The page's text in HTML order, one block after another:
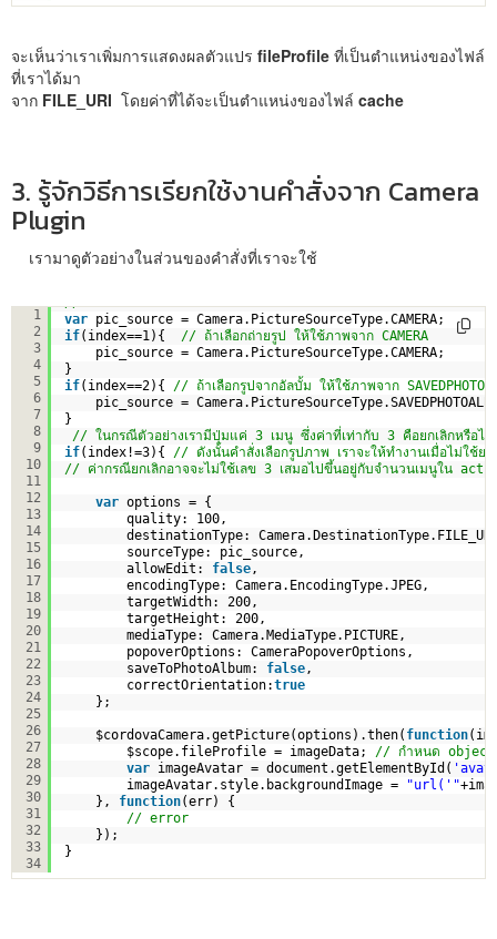
จะเห็นว่าเราเพิ่มการแสดงผลตัวแปร fileProfile ที่เป็นตำแหน่งของไฟล์
ที่เราได้มา
จาก FILE_URI โดยค่าที่ได้จะเป็นตำแหน่งของไฟล์ cache
3. รู้จักวิธีการเรียกใช้งานคำสั่งจาก Camera
Plugin
เรามาดูตัวอย่างในส่วนของคำสั่งที่เราจะใช้
1
2
3
4
5
6
7
8
9
10
11
12
13
14
15
16
17
18
19
20
21
22
23
24
25
26
27
28
29
30
31
32
33
34
var pic_source = Camera.PictureSourceType.CAMERA;
if(index==1){ // ถ้าเลือกถ่ายรูป ให้ใช้ภาพจาก CAMERA
pic_source = Camera.PictureSourceType.CAMERA;
}
if(index==2){ // ถ้าเลือกรูปจากอัลบั้ม ให้ใช้ภาพจาก
pic_source =
}
// ในกรณีตัวอย่างเรามีปุ่มแค่ 3 เมนู ซึ่งค่าที่เท่ากับ 3 คือยกเลิกหรือไม่
if(index!=3){ // ดังนั้นคำสั่งเลือกรูปภาพ เราจะให้ทำงานเมื่อไม่ใช้ย
// ค่ากรณียกเลิกอาจจะไม่ใช้เลข 3 เสมอไปขึ้นอยู่กับจำนวนเมนูใน
var options = {
quality: 100,
destinationType:
sourceType: pic_source,
allowEdit: false ,
encodingType: Camera.EncodingType.JPEG,
targetWidth: 200,
targetHeight: 200,
mediaType: Camera.MediaType.PICTURE,
popoverOptions: CameraPopoverOptions,
saveToPhotoAlbum: false ,
correctOrientation:true
};
$cordovaCamera.getPicture(options).then( function
$scope.fileProfile = imageData; // กำหนด object
var imageAvatar = document.getElementById(
imageAvatar.style.backgroundImage =
"url('"
}, function(err) {
// error
});
}